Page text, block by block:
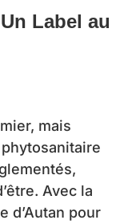
Label au
mais
Avec la
d’Autan pour